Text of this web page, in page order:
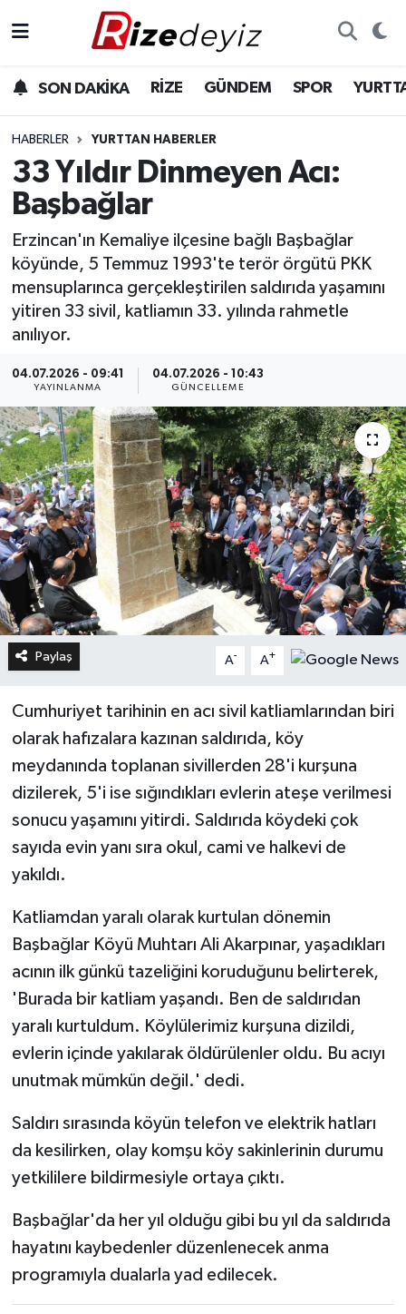
SON DAKİKA RİZE GÜNDEM SPOR
HABERLER YURTTAN HABERLER
33 Yıldır Dinmeyen Acı:
Başbağlar
Erzincan'ın Kemaliye ilçesine bağlı Başbağlar
köyünde, 5 Temmuz 1993'te terör örgütü PKK
mensuplarınca gerçekleştirilen saldırıda yaşamını
yitiren 33 sivil, katliamın 33. yılında rahmetle
anılıyor.
04.07.2026 - 09:41
YAYINLANMA
04.07.2026 - 10:43
GÜNCELLEME
Paylaş A- A+
Cumhuriyet tarihinin en acı sivil katliamlarından biri
olarak hafızalara kazınan saldırıda, köy
meydanında toplanan sivillerden 28'i kurşuna
dizilerek, 5'i ise sığındıkları evlerin ateşe verilmesi
sonucu yaşamını yitirdi. Saldırıda köydeki çok
sayıda evin yanı sıra okul, cami ve halkevi de
yakıldı.
Katliamdan yaralı olarak kurtulan dönemin
Başbağlar Köyü Muhtarı Ali Akarpınar, yaşadıkları
acının ilk günkü tazeliğini koruduğunu belirterek,
'Burada bir katliam yaşandı. Ben de saldırıdan
yaralı kurtuldum. Köylülerimiz kurşuna dizildi,
evlerin içinde yakılarak öldürülenler oldu. Bu acıyı
unutmak mümkün değil.' dedi.
Saldırı sırasında köyün telefon ve elektrik hatları
da kesilirken, olay komşu köy sakinlerinin durumu
yetkililere bildirmesiyle ortaya çıktı.
Başbağlar'da her yıl olduğu gibi bu yıl da saldırıda
hayatını kaybedenler düzenlenecek anma
programıyla dualarla yad edilecek.
Gündem
Yurttan Haberler
Ekonomi
Teknoloji
Sağlık
Rize Hava Durumu
Rize Trafik Yoğunluk Haritası
Süper Lig Puan Durumu ve Fikstür
Tüm Manşetler
Son Dakika Haberleri